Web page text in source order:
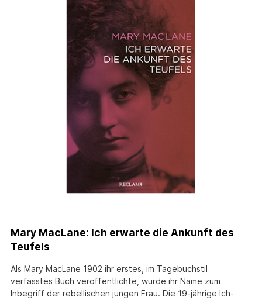
Mary MacLane: Ich erwarte die Ankunft des
Teufels
Als Mary MacLane 1902 ihr erstes, im Tagebuchstil
verfasstes Buch veröffentlichte, wurde ihr Name zum
Inbegriff der rebellischen jungen Frau. Die 19-jährige Ich-